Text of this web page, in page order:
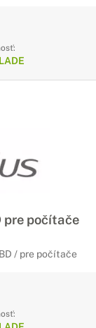
pre počítače
/ pre počítače